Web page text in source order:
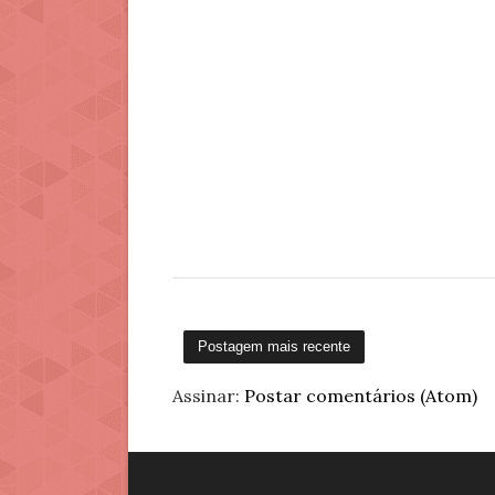
Postagem mais recente
Assinar: Postar comentários (Atom)